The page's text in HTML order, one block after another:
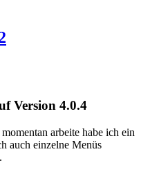
Version 4.0.4
arbeite habe ich ein
auch einzelne Menüs